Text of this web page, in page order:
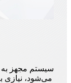
سیستم مجهز به
می‌شود، نیازی